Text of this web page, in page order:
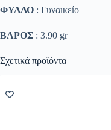
ΦΥΛΛΟ : Γυναικείο
ΒΑΡΟΣ : 3.90 gr
Σχετικά προϊόντα